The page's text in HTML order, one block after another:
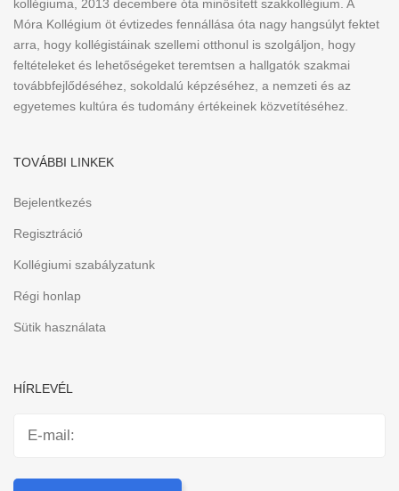
kollégiuma, 2013 decembere óta minősített szakkollégium. A
Móra Kollégium öt évtizedes fennállása óta nagy hangsúlyt fektet
arra, hogy kollégistáinak szellemi otthonul is szolgáljon, hogy
feltételeket és lehetőségeket teremtsen a hallgatók szakmai
továbbfejlődéséhez, sokoldalú képzéséhez, a nemzeti és az
egyetemes kultúra és tudomány értékeinek közvetítéséhez.
TOVÁBBI LINKEK
Bejelentkezés
Regisztráció
Kollégiumi szabályzatunk
Régi honlap
Sütik használata
HÍRLEVÉL